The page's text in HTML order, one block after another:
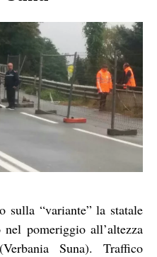
sulla “variante” la statale
pomeriggio all’altezza
Suna). Traffico